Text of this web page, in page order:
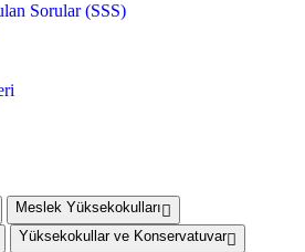
Sorular (SSS)
Meslek Yüksekokulları
Yüksekokullar ve Konservatuvar